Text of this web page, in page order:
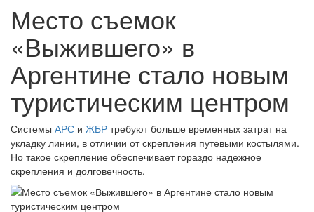
Место съемок
«Выжившего» в
Аргентине стало новым
туристическим центром
Системы АРС и ЖБР требуют больше временных затрат на
укладку линии, в отличии от скрепления путевыми костылями.
Но такое скрепление обеспечивает гораздо надежное
скрепления и долговечность.